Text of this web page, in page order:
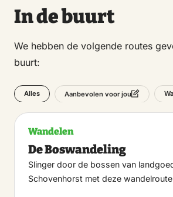
In de buurt
We hebben de volgende routes
buurt:
Alles Aanbevolen voor jou
Wandelen
De Boswandeling
Slinger door de bossen van
Schovenhorst met deze